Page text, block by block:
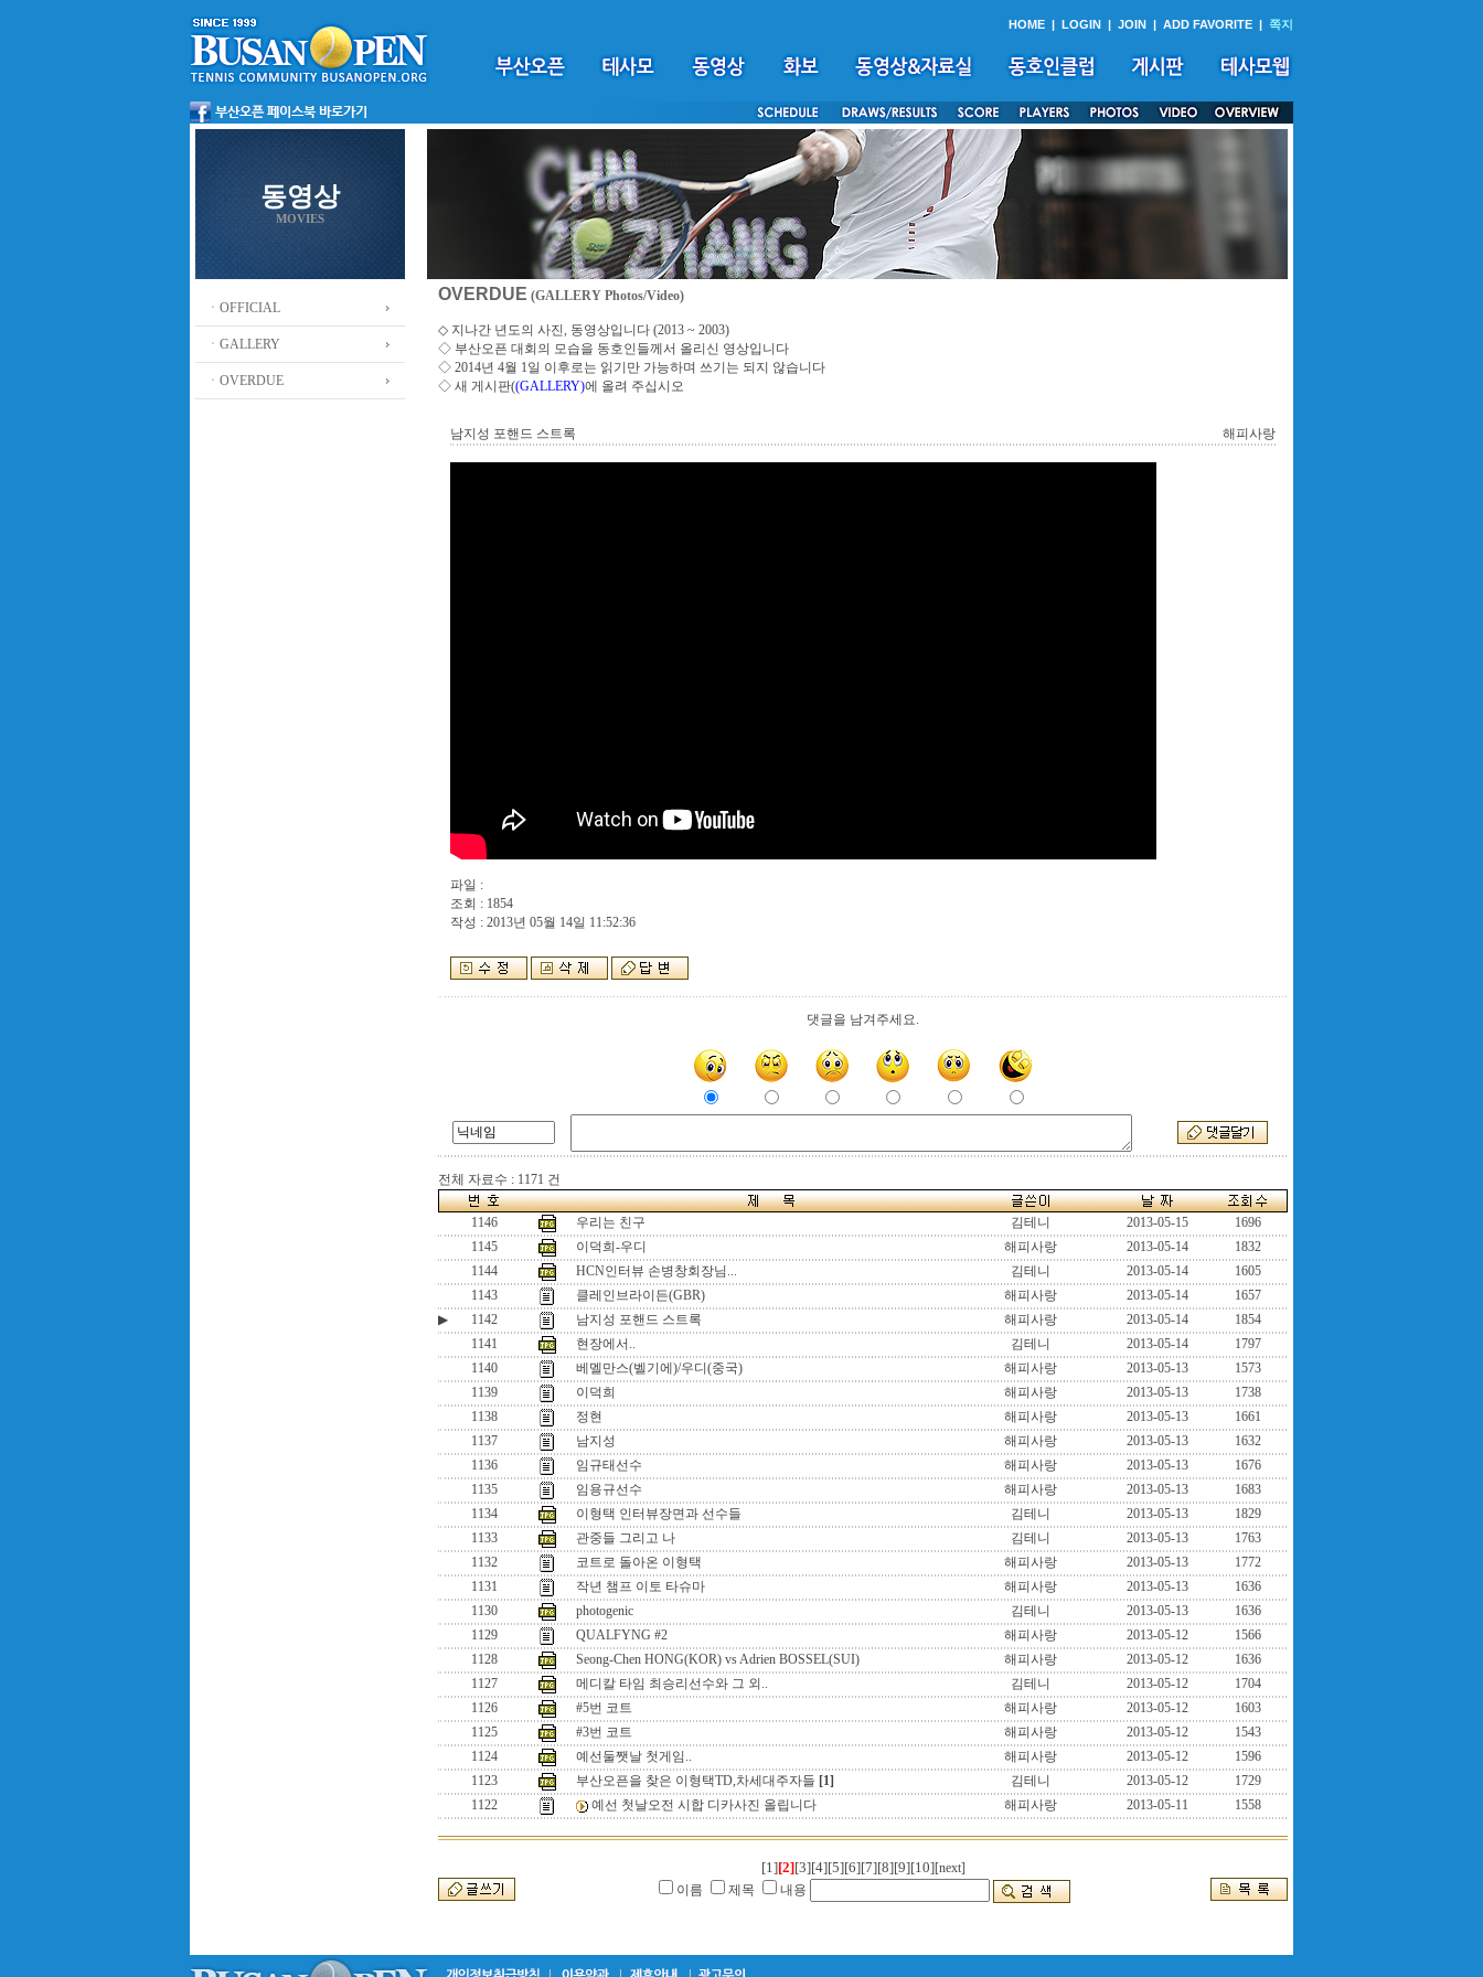
HOME | LOGIN | JOIN | ADD FAVORITE | 쪽지
동영상
MOVIES
ㆍOFFICIAL
ㆍGALLERY
ㆍOVERDUE
OVERDUE (GALLERY Photos/Video)
◇ 지나간 년도의 사진, 동영상입니다 (2013 ~ 2003)
◇ 부산오픈 대회의 모습을 동호인들께서 올리신 영상입니다
◇ 2014년 4월 1일 이후로는 읽기만 가능하며 쓰기는 되지 않습니다
◇ 새 게시판((GALLERY)에 올려 주십시오
남지성 포핸드 스트록 해피사랑
파일 :
조회 : 1854
작성 : 2013년 05월 14일 11:52:36
댓글을 남겨주세요.
전체 자료수 : 1171 건
1146 우리는 친구 김테니 2013-05-15
1696
1145
이덕희-우디 해피사랑 2013-05-14
1832
1144
HCN인터뷰 손병창회장님... 김테니 2013-05-14
1605
1143
클레인브라이든(GBR) 해피사랑 2013-05-14
1657
▶
1142 남지성 포핸드 스트록 해피사랑 2013-05-14
1854
1141
현장에서.. 김테니 2013-05-14
1797
1140
베멜만스(벨기에)/우디(중국) 해피사랑 2013-05-13
1573
1139
이덕희 해피사랑 2013-05-13
1738
1138
정현 해피사랑 2013-05-13
1661
1137
남지성 해피사랑 2013-05-13
1632
1136
임규태선수 해피사랑 2013-05-13
1676
1135
임용규선수 해피사랑 2013-05-13
1683
1134
이형택 인터뷰장면과 선수들 김테니 2013-05-13
1829
1133
관중들 그리고 나 김테니 2013-05-13
1763
1132
코트로 돌아온 이형택 해피사랑 2013-05-13
1772
1131
작년 챔프 이토 타슈마 해피사랑 2013-05-13
1636
1130
photogenic 김테니 2013-05-13
1636
1129
QUALFYNG #2 해피사랑 2013-05-12
1566
1128
Seong-Chen HONG(KOR) vs Adrien BOSSEL(SUI) 해피사랑 2013-05-12
1636
1127
메디칼 타임 최승리선수와 그 외.. 김테니 2013-05-12
1704
1126
#5번 코트 해피사랑 2013-05-12
1603
1125
#3번 코트 해피사랑 2013-05-12
1543
1124
예선둘쨋날 첫게임.. 해피사랑 2013-05-12
1596
1123
부산오픈을 찾은 이형택TD,차세대주자들 [1] 김테니 2013-05-12
1729
1122
예선 첫날오전 시합 디카사진 올립니다 해피사랑 2013-05-11 1558
[1][2][3][4][5][6][7][8][9][10][next]
이름
제목 내용